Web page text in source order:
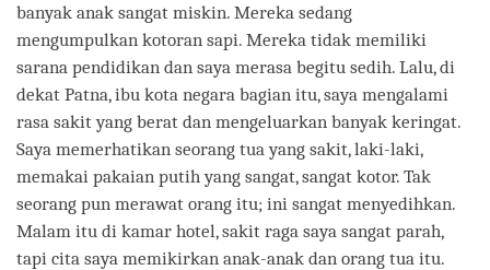
banyak anak sangat miskin. Mereka sedang
mengumpulkan kotoran sapi. Mereka tidak memiliki
sarana pendidikan dan saya merasa begitu sedih. Lalu, di
dekat Patna, ibu kota negara bagian itu, saya mengalami
rasa sakit yang berat dan mengeluarkan banyak keringat.
Saya memerhatikan seorang tua yang sakit, laki-laki,
memakai pakaian putih yang sangat, sangat kotor. Tak
seorang pun merawat orang itu; ini sangat menyedihkan.
Malam itu di kamar hotel, sakit raga saya sangat parah,
tapi cita saya memikirkan anak-anak dan orang tua itu.